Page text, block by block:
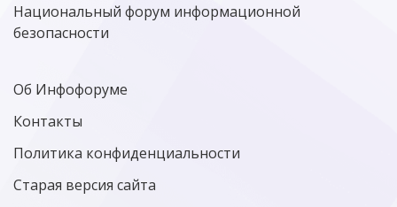
Национальный форум информационной
безопасности
Об Инфофоруме
Контакты
Политика конфиденциальности
Старая версия сайта